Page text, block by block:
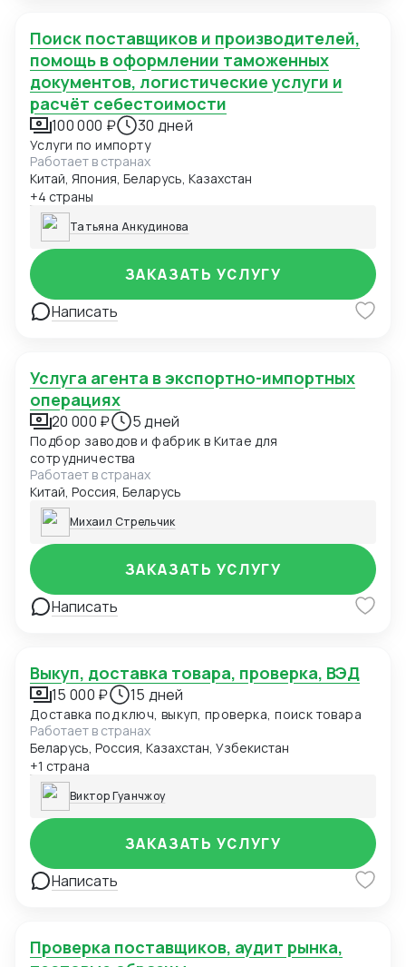
Поиск поставщиков и производителей,
помощь в оформлении таможенных
документов, логистические услуги и
расчёт себестоимости
100 000 ₽ 30 дней
Услуги по импорту
Работает в странах
Китай, Япония, Беларусь, Казахстан
+4 страны
Татьяна Анкудинова
Написать
ЗАКАЗАТЬ УСЛУГУ
Услуга агента в экспортно-импортных
операциях
20 000 ₽ 5 дней
Подбор заводов и фабрик в Китае для
сотрудничества
Работает в странах
Китай, Россия, Беларусь
Михаил Стрельчик
Написать
ЗАКАЗАТЬ УСЛУГУ
Выкуп, доставка товара, проверка, ВЭД
15 000 ₽ 15 дней
Доставка под ключ, выкуп, проверка, поиск товара
Работает в странах
Беларусь, Россия, Казахстан, Узбекистан
+1 страна
Виктор Гуанчжоу
Написать
ЗАКАЗАТЬ УСЛУГУ
Проверка поставщиков, аудит рынка,